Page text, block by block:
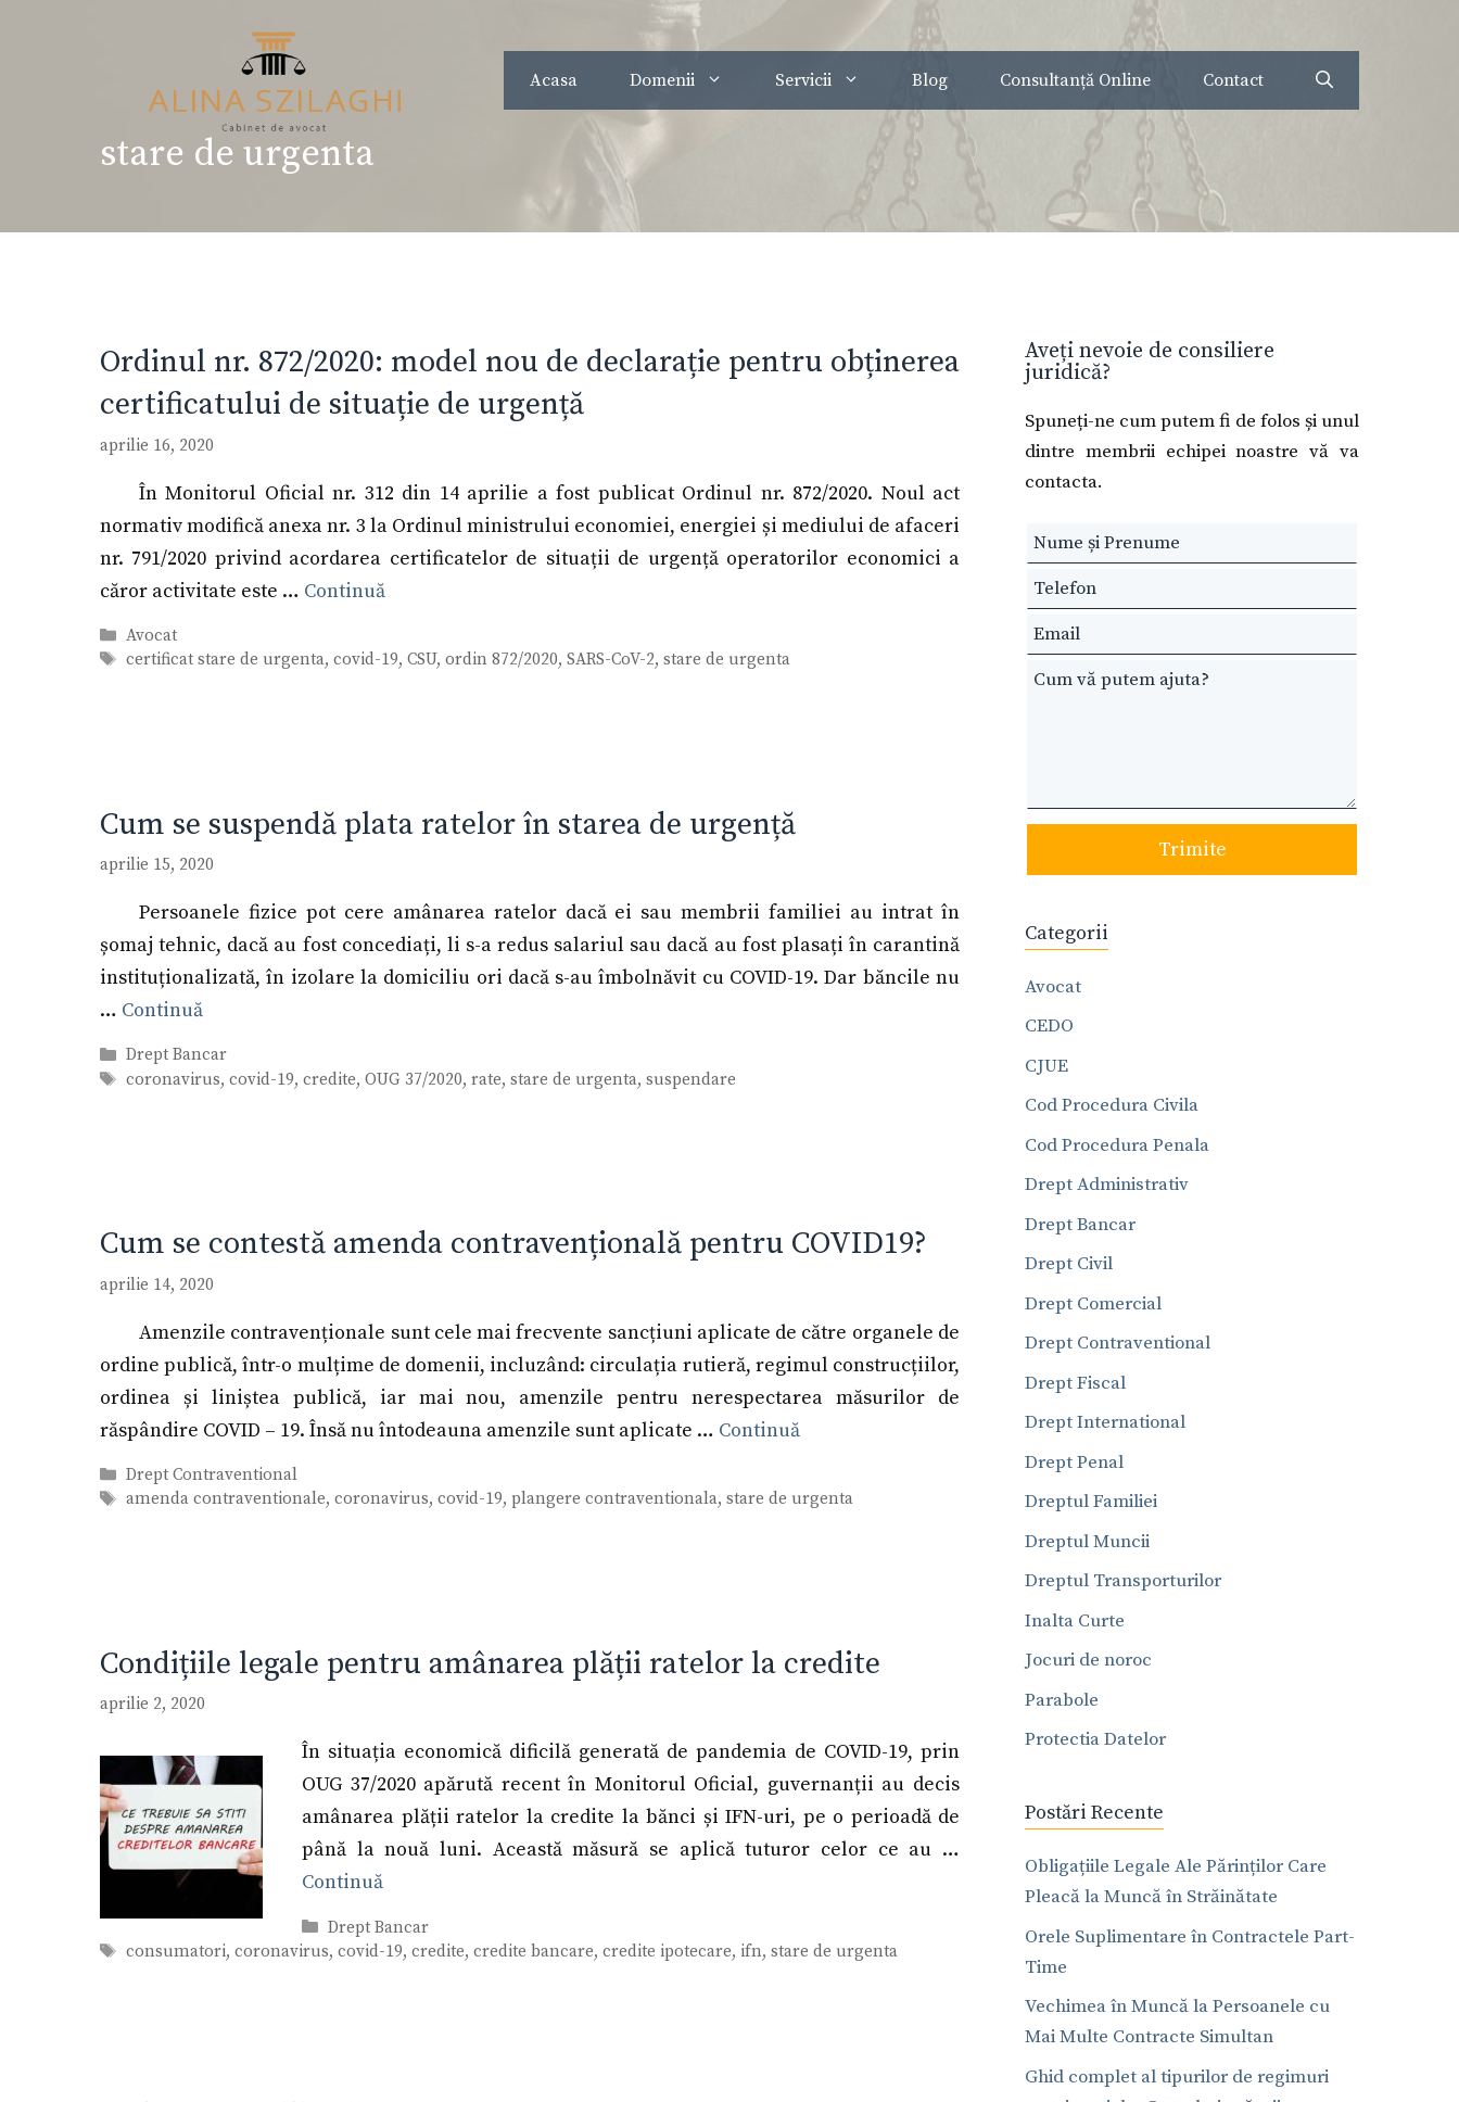
Acasa Domenii Servicii Blog Consultanță Online Contact
stare de urgenta
Ordinul nr. 872/2020: model nou de declarație pentru obținerea
certificatului de situație de urgență
aprilie 16, 2020
În Monitorul Oficial nr. 312 din 14 aprilie a fost publicat Ordinul nr. 872/2020. Noul act
normativ modifică anexa nr. 3 la Ordinul ministrului economiei, energiei și mediului de afaceri
nr. 791/2020 privind acordarea certificatelor de situații de urgență operatorilor economici a
căror activitate este … Continuă
Categorii
Avocat
Etichete
certificat stare de urgenta,covid-19,CSU,ordin 872/2020,SARS-CoV-2,stare de urgenta
Cum se suspendă plata ratelor în starea de urgență
aprilie 15, 2020
Persoanele fizice pot cere amânarea ratelor dacă ei sau membrii familiei au intrat în
șomaj tehnic, dacă au fost concediați, li s-a redus salariul sau dacă au fost plasați în carantină
instituționalizată, în izolare la domiciliu ori dacă s-au îmbolnăvit cu COVID-19. Dar băncile nu
… Continuă
Categorii
Drept Bancar
Etichete
coronavirus,covid-19,credite,OUG 37/2020,rate,stare de urgenta,suspendare
Cum se contestă amenda contravențională pentru COVID19?
aprilie 14, 2020
Amenzile contravenționale sunt cele mai frecvente sancțiuni aplicate de către organele de
ordine publică, într-o mulțime de domenii, incluzând: circulația rutieră, regimul construcțiilor,
ordinea și liniștea publică, iar mai nou, amenzile pentru nerespectarea măsurilor de
răspândire COVID – 19. Însă nu întodeauna amenzile sunt aplicate … Continuă
Categorii
Drept Contraventional
Etichete
amenda contraventionale,coronavirus,covid-19, plangere contraventionala,stare de urgenta
Condițiile legale pentru amânarea plății ratelor la credite
aprilie 2, 2020
În situația economică dificilă generată de pandemia de COVID-19, prin
OUG 37/2020 apărută recent în Monitorul Oficial, guvernanții au decis
amânarea plății ratelor la credite la bănci și IFN-uri, pe o perioadă de
până la nouă luni. Această măsură se aplică tuturor celor ce au …
Continuă
Categorii
Drept Bancar
Etichete
consumatori,coronavirus,covid-19,credite,credite bancare,credite ipotecare, ifn,stare de urgenta
Aveți nevoie de consiliere
juridică?
Spuneți-ne cum putem fi de folos și unul
dintre membrii echipei noastre vă va
contacta.
Leave
this
field
blank
Trimite
Categorii
Avocat
CEDO
CJUE
Cod Procedura Civila
Cod Procedura Penala
Drept Administrativ
Drept Bancar
Drept Civil
Drept Comercial
Drept Contraventional
Drept Fiscal
Drept International
Drept Penal
Dreptul Familiei
Dreptul Muncii
Dreptul Transporturilor
Inalta Curte
Jocuri de noroc
Parabole
Protectia Datelor
Postări Recente
Obligațiile Legale Ale Părinților Care
Pleacă la Muncă în Străinătate
Orele Suplimentare în Contractele Part-
Time
Vechimea în Muncă la Persoanele cu
Mai Multe Contracte Simultan
Ghid complet al tipurilor de regimuri